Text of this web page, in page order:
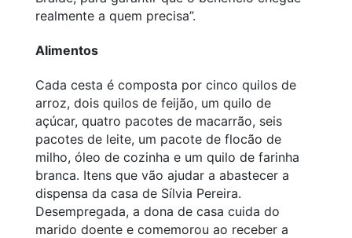
realmente a quem precisa”.
Alimentos
Cada cesta é composta por cinco quilos de
arroz, dois quilos de feijão, um quilo de
açúcar, quatro pacotes de macarrão, seis
pacotes de leite, um pacote de flocão de
milho, óleo de cozinha e um quilo de farinha
branca. Itens que vão ajudar a abastecer a
dispensa da casa de Sílvia Pereira.
Desempregada, a dona de casa cuida do
marido doente e comemorou ao receber a